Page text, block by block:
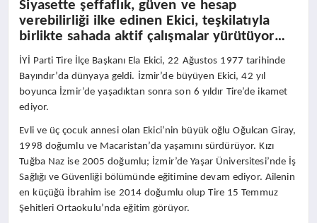
Siyasette şeffaflık, güven ve hesap
verebilirliği ilke edinen Ekici, teşkilatıyla
birlikte sahada aktif çalışmalar yürütüyor…
İYİ Parti Tire İlçe Başkanı Ela Ekici, 22 Ağustos 1977 tarihinde
Bayındır’da dünyaya geldi. İzmir’de büyüyen Ekici, 42 yıl
boyunca İzmir’de yaşadıktan sonra son 6 yıldır Tire’de ikamet
ediyor.
Evli ve üç çocuk annesi olan Ekici’nin büyük oğlu Oğulcan Giray,
1998 doğumlu ve Macaristan’da yaşamını sürdürüyor. Kızı
Tuğba Naz ise 2005 doğumlu; İzmir’de Yaşar Üniversitesi’nde İş
Sağlığı ve Güvenliği bölümünde eğitimine devam ediyor. Ailenin
en küçüğü İbrahim ise 2014 doğumlu olup Tire 15 Temmuz
Şehitleri Ortaokulu’nda eğitim görüyor.